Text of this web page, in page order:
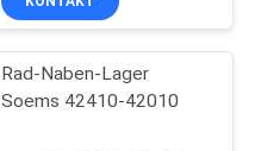
Rad-Naben-Lager
Soems 42410-42010